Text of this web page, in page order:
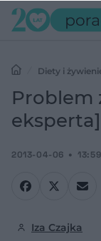
Diety i
wzdęciami [Porada
Problem
eksperta]
2013-04-06 13:59
Iza Czajka